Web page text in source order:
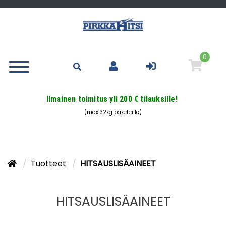
0
Ilmainen toimitus yli 200 € tilauksille!
(max 32kg paketeille)
Tuotteet HITSAUSLISÄAINEET
HITSAUSLISÄAINEET